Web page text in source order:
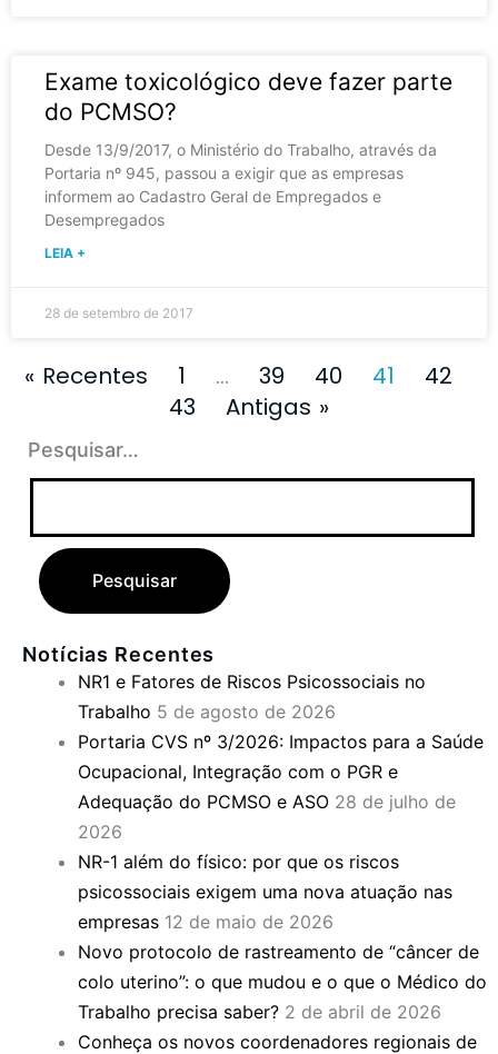
Exame toxicológico deve fazer parte
do PCMSO?
Desde 13/9/2017, o Ministério do Trabalho, através da
Portaria nº 945, passou a exigir que as empresas
informem ao Cadastro Geral de Empregados e
Desempregados
LEIA +
28 de setembro de 2017
« Recentes 1 … 39 40 41
42
43
Antigas »
Pesquisar…
Notícias Recentes
NR1 e Fatores de Riscos Psicossociais no
Trabalho 5 de agosto de 2026
Portaria CVS nº 3/2026: Impactos para a Saúde
Ocupacional, Integração com o PGR e
Adequação do PCMSO e ASO 28 de julho de
2026
NR-1 além do físico: por que os riscos
psicossociais exigem uma nova atuação nas
empresas 12 de maio de 2026
Novo protocolo de rastreamento de “câncer de
colo uterino”: o que mudou e o que o Médico do
Trabalho precisa saber? 2 de abril de 2026
Conheça os novos coordenadores regionais de